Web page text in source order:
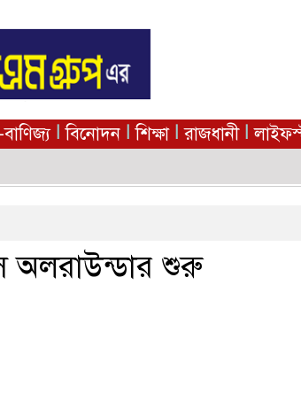
বিনোদন শিক্ষা রাজধানী
অলরাউন্ডার শুরু